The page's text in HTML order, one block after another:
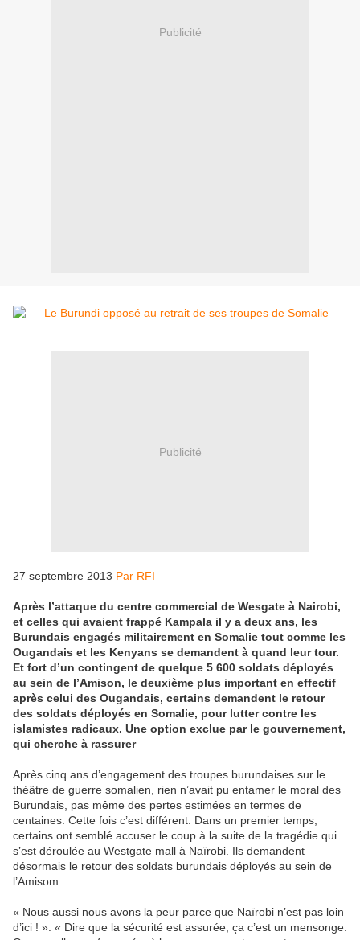
Publicité
Publicité
27 septembre 2013 Par RFI
Après l’attaque du centre commercial de Wesgate à Nairobi,
et celles qui avaient frappé Kampala il y a deux ans, les
Burundais engagés militairement en Somalie tout comme les
Ougandais et les Kenyans se demandent à quand leur tour.
Et fort d’un contingent de quelque 5 600 soldats déployés
au sein de l’Amison, le deuxième plus important en effectif
après celui des Ougandais, certains demandent le retour
des soldats déployés en Somalie, pour lutter contre les
islamistes radicaux. Une option exclue par le gouvernement,
qui cherche à rassurer
Après cinq ans d’engagement des troupes burundaises sur le
théâtre de guerre somalien, rien n’avait pu entamer le moral des
Burundais, pas même des pertes estimées en termes de
centaines. Cette fois c’est différent. Dans un premier temps,
certains ont semblé accuser le coup à la suite de la tragédie qui
s’est déroulée au Westgate mall à Naïrobi. Ils demandent
désormais le retour des soldats burundais déployés au sein de
l’Amisom :
« Nous aussi nous avons la peur parce que Naïrobi n’est pas loin
d’ici ! ». « Dire que la sécurité est assurée, ça c’est un mensonge.